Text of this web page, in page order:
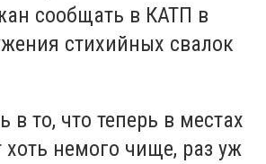
сообщать в КАТП в
стихийных свалок
в то, что теперь в местах
хоть немого чище, раз уж